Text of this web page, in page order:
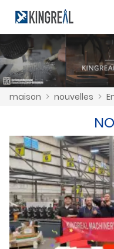
maison > nouvelles >